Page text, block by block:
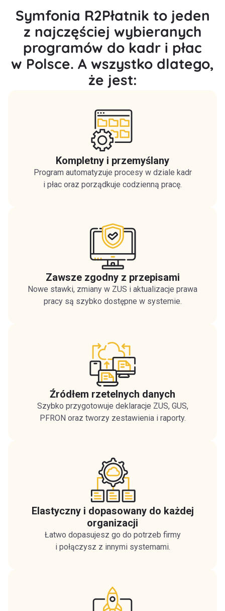
Symfonia R2Płatnik to jeden
z najczęściej wybieranych
programów do kadr i płac
w Polsce. A wszystko dlatego,
że jest:
Kompletny i przemyślany
Program automatyzuje procesy w dziale kadr
i płac oraz porządkuje codzienną pracę.
Zawsze zgodny z przepisami
Nowe stawki, zmiany w ZUS i aktualizacje prawa
pracy są szybko dostępne w systemie.
Źródłem rzetelnych danych
Szybko przygotowuje deklaracje ZUS, GUS,
PFRON oraz tworzy zestawienia i raporty.
Elastyczny i dopasowany do każdej
organizacji
Łatwo dopasujesz go do potrzeb firmy
i połączysz z innymi systemami.